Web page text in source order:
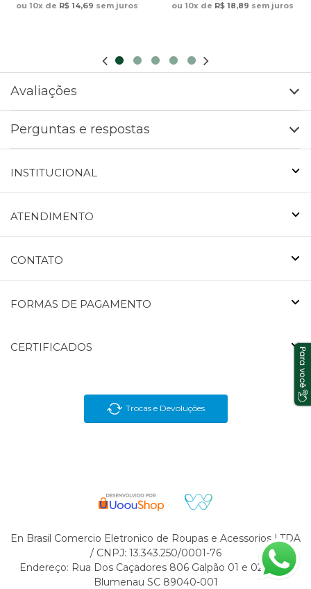
ou 10x de R$ 14,69 sem juros ou 10x de R$ 18,89 sem juros
Avaliações
Perguntas e respostas
INSTITUCIONAL
ATENDIMENTO
CONTATO
FORMAS DE PAGAMENTO
CERTIFICADOS
Trocas e Devoluções
En Brasil Comercio Eletronico de Roupas e Acessorios LTDA
/ CNPJ: 13.343.250/0001-76
Endereço: Rua Dos Caçadores 806 Galpão 01 e 02 Velha
Blumenau SC 89040-001